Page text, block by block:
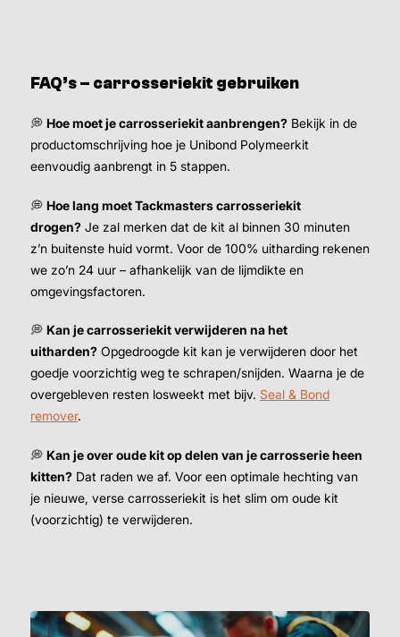
Inhoud
Zwart Grijs Transparant Rood
3,99
FAQ’s – carrosseriekit gebruiken
💭 Hoe moet je carrosseriekit aanbrengen? Bekijk in de
productomschrijving hoe je Unibond Polymeerkit
eenvoudig aanbrengt in 5 stappen.
💭 Hoe lang moet Tackmasters carrosseriekit
drogen? Je zal merken dat de kit al binnen 30 minuten
z’n buitenste huid vormt. Voor de 100% uitharding rekenen
we zo’n 24 uur – afhankelijk van de lijmdikte en
omgevingsfactoren.
💭 Kan je carrosseriekit verwijderen na het
uitharden? Opgedroogde kit kan je verwijderen door het
goedje voorzichtig weg te schrapen/snijden. Waarna je de
overgebleven resten losweekt met bijv. Seal & Bond
remover.
💭 Kan je over oude kit op delen van je carrosserie heen
kitten? Dat raden we af. Voor een optimale hechting van
je nieuwe, verse carrosseriekit is het slim om oude kit
(voorzichtig) te verwijderen.